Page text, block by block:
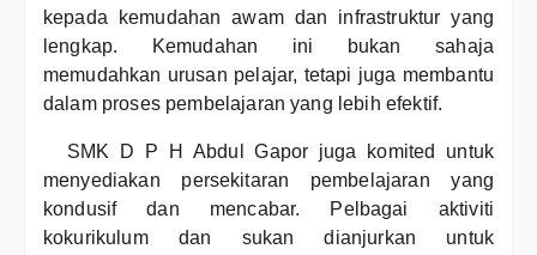
kepada kemudahan awam dan infrastruktur yang
lengkap. Kemudahan ini bukan sahaja
memudahkan urusan pelajar, tetapi juga membantu
dalam proses pembelajaran yang lebih efektif.
SMK D P H Abdul Gapor juga komited untuk
menyediakan persekitaran pembelajaran yang
kondusif dan mencabar. Pelbagai aktiviti
kokurikulum dan sukan dianjurkan untuk